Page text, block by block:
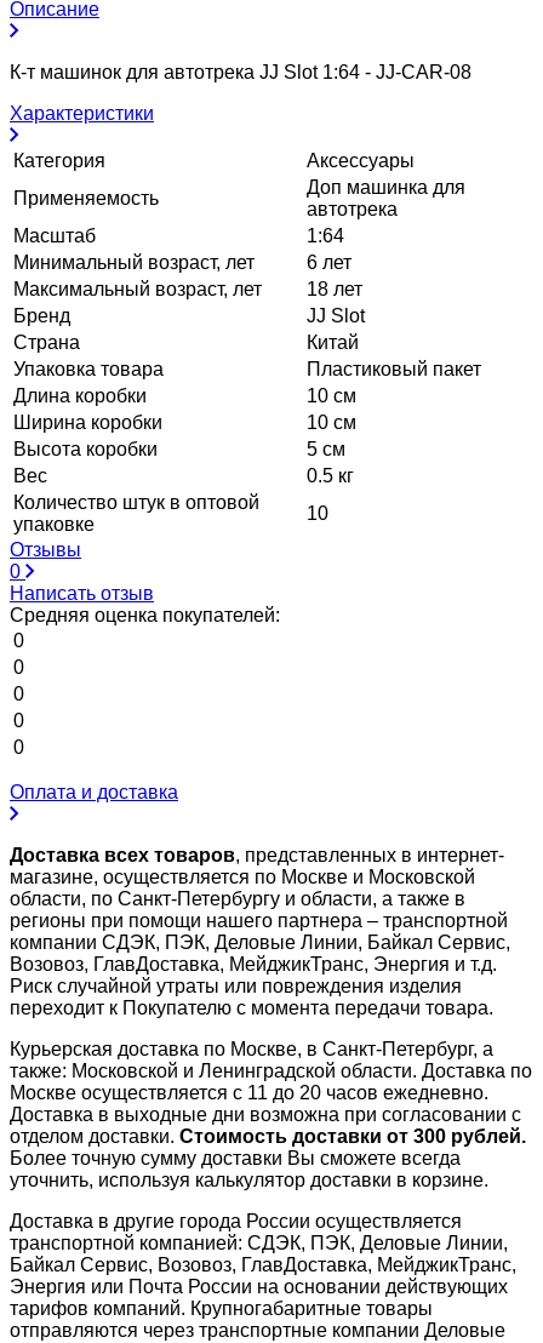
Описание
К-т машинок для автотрека JJ Slot 1:64 - JJ-CAR-08
Характеристики
Категория
Аксессуары
Применяемость
Доп машинка для
автотрека
Масштаб
1:64
Минимальный возраст, лет
6 лет
Максимальный возраст, лет
18 лет
Бренд
JJ Slot
Страна
Китай
Упаковка товара
Пластиковый пакет
Длина коробки
10 см
Ширина коробки
10 см
Высота коробки
5 см
Вес
0.5 кг
Количество штук в оптовой
упаковке
10
Отзывы
0
Написать отзыв
Средняя оценка покупателей:
0
0
0
0
0
Оплата и доставка
Доставка всех товаров, представленных в интернет-
магазине, осуществляется по Москве и Московской
области, по Санкт-Петербургу и области, а также в
регионы при помощи нашего партнера – транспортной
компании СДЭК, ПЭК, Деловые Линии, Байкал Сервис,
Возовоз, ГлавДоставка, МейджикТранс, Энергия и т.д.
Риск случайной утраты или повреждения изделия
переходит к Покупателю с момента передачи товара.
Курьерская доставка по Москве, в Санкт-Петербург, а
также: Московской и Ленинградской области. Доставка по
Москве осуществляется с 11 до 20 часов ежедневно.
Доставка в выходные дни возможна при согласовании с
отделом доставки. Стоимость доставки от 300 рублей.
Более точную сумму доставки Вы сможете всегда
уточнить, используя калькулятор доставки в корзине.
Доставка в другие города России осуществляется
транспортной компанией: СДЭК, ПЭК, Деловые Линии,
Байкал Сервис, Возовоз, ГлавДоставка, МейджикТранс,
Энергия или Почта России на основании действующих
тарифов компаний. Крупногабаритные товары
отправляются через транспортные компании Деловые